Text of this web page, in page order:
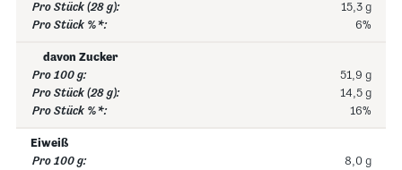
15,3 g
6%
davon Zucker
51,9 g
14,5 g
16%
Eiweiß
8,0 g